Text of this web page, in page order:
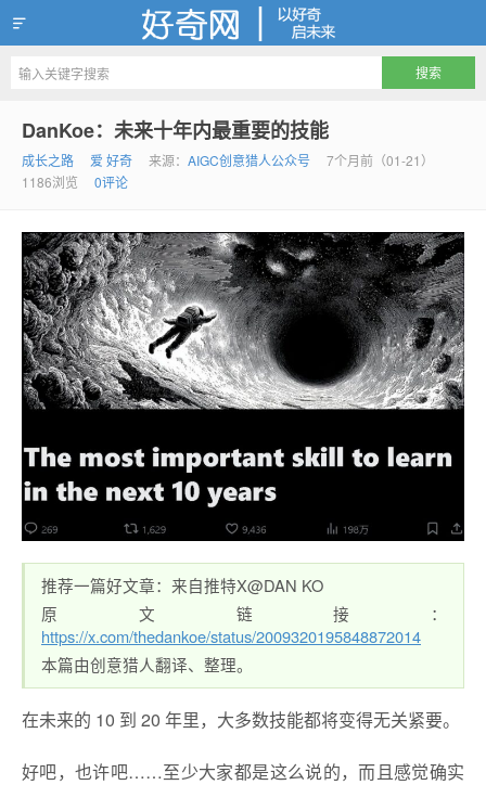
DanKoe：未来十年内最重要的技能
成长之路 爱 好奇 来源： AIGC创意猎人公众号
7个月前（01-21）
1186浏览
0评论
推荐一篇好文章：来自推特X@DAN KO
原文链接：
https://x.com/thedankoe/status/2009320195848872014
本篇由创意猎人翻译、整理。
在未来的 10 到 20 年里，大多数技能都将变得无关紧要。
好吧，也许吧……至少大家都是这么说的，而且感觉确实